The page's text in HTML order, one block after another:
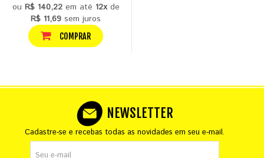
ou R$ 140,22em até 12xde
R$ 11,69 sem juros
COMPRAR
NEWSLETTER
Cadastre-se e recebas todas as novidades em seu e-mail.